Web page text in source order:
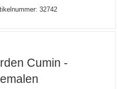
32742
Cumin -